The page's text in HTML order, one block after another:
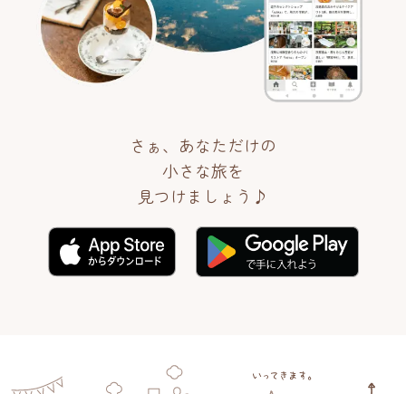
さぁ、あなただけの
小さな旅を
見つけましょう♪